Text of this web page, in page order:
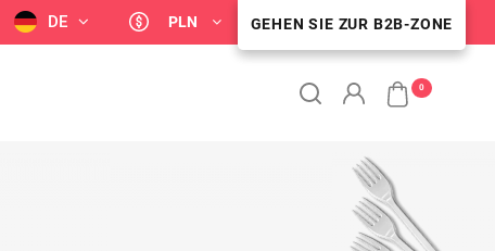
DE PLN B2B-KUNDENZONE
GEHEN SIE ZUR B2B-ZONE
0